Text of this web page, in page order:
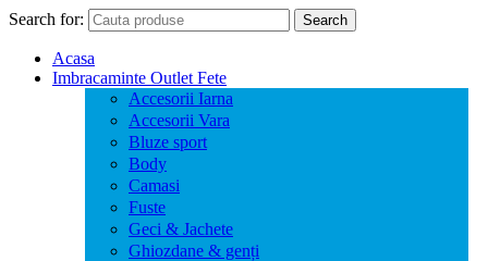
Search for: Search
Acasa
Imbracaminte Outlet Fete
Accesorii Iarna
Accesorii Vara
Bluze sport
Body
Camasi
Fuste
Geci & Jachete
Ghiozdane & genți